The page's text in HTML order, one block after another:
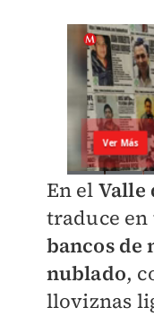
En el Valle
traduce en
bancos de
nublado,
lloviznas